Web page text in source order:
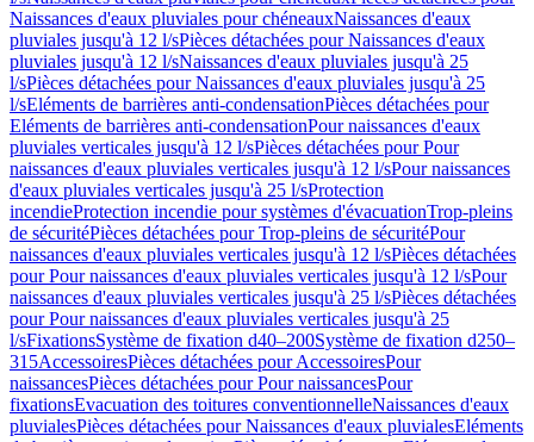
Naissances d'eaux pluviales pour chéneauxNaissances d'eaux
pluviales jusqu'à 12 l/sPièces détachées pour Naissances d'eaux
pluviales jusqu'à 12 l/sNaissances d'eaux pluviales jusqu'à 25
l/sPièces détachées pour Naissances d'eaux pluviales jusqu'à 25
l/sEléments de barrières anti-condensationPièces détachées pour
Eléments de barrières anti-condensationPour naissances d'eaux
pluviales verticales jusqu'à 12 l/sPièces détachées pour Pour
naissances d'eaux pluviales verticales jusqu'à 12 l/sPour naissances
d'eaux pluviales verticales jusqu'à 25 l/sProtection
incendieProtection incendie pour systèmes d'évacuationTrop-pleins
de sécuritéPièces détachées pour Trop-pleins de sécuritéPour
naissances d'eaux pluviales verticales jusqu'à 12 l/sPièces détachées
pour Pour naissances d'eaux pluviales verticales jusqu'à 12 l/sPour
naissances d'eaux pluviales verticales jusqu'à 25 l/sPièces détachées
pour Pour naissances d'eaux pluviales verticales jusqu'à 25
l/sFixationsSystème de fixation d40–200Système de fixation d250–
315AccessoiresPièces détachées pour AccessoiresPour
naissancesPièces détachées pour Pour naissancesPour
fixationsEvacuation des toitures conventionnelleNaissances d'eaux
pluvialesPièces détachées pour Naissances d'eaux pluvialesEléments